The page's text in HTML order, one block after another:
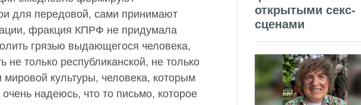
для передовой, сами принимают
фракция КПРФ не придумала
грязью выдающегося человека,
не только республиканской, не только
мировой культуры, человека, которым
надеюсь, что то письмо, которое
открытыми секс-
сценами